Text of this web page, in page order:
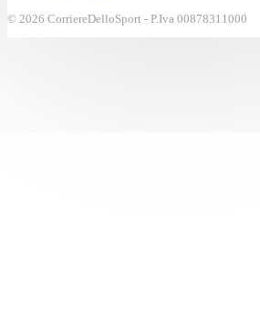
© 2026 CorriereDelloSport - P.Iva 00878311000